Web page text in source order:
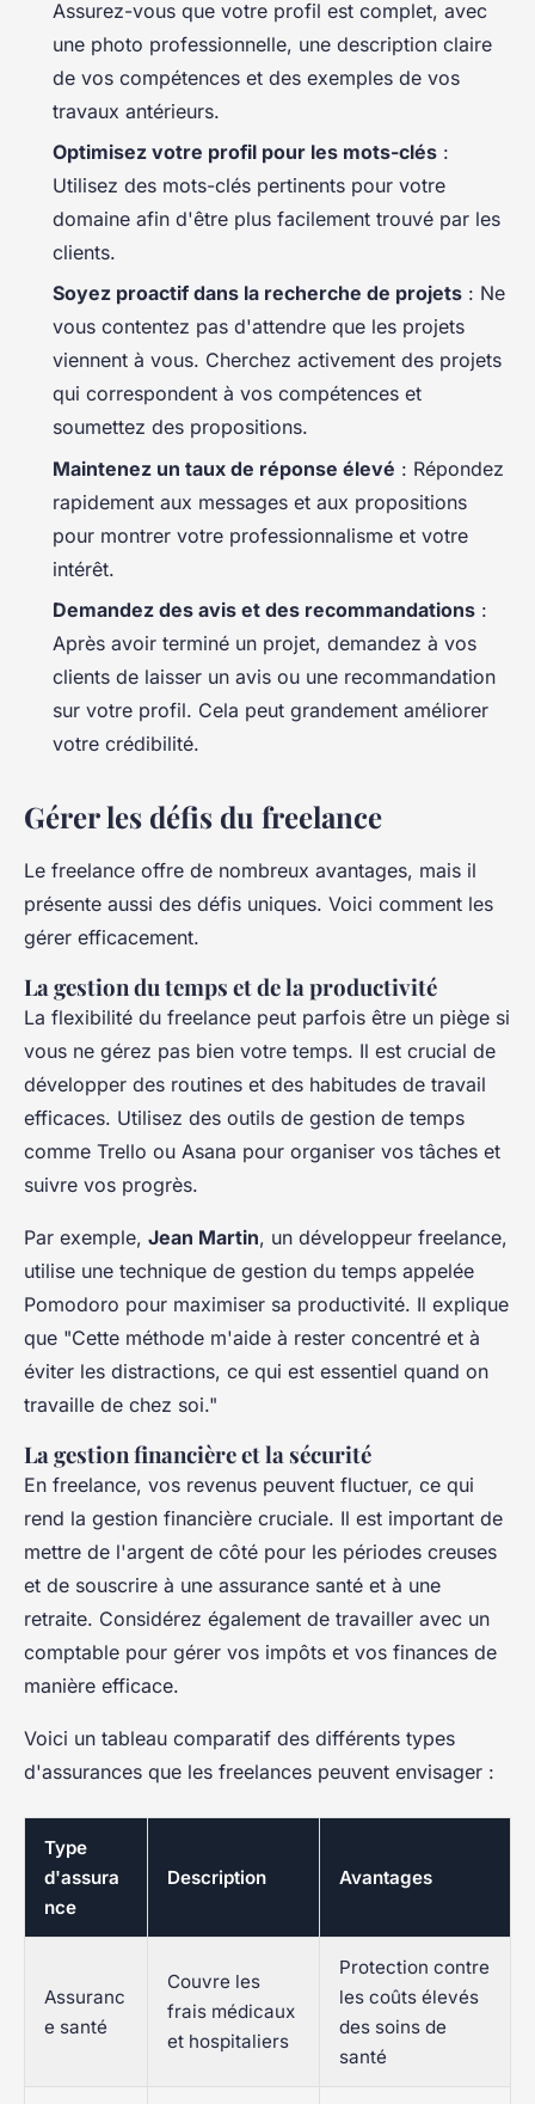
Assurez-vous que votre profil est complet, avec
une photo professionnelle, une description claire
de vos compétences et des exemples de vos
travaux antérieurs.
Optimisez votre profil pour les mots-clés :
Utilisez des mots-clés pertinents pour votre
domaine afin d'être plus facilement trouvé par les
clients.
Soyez proactif dans la recherche de projets : Ne
vous contentez pas d'attendre que les projets
viennent à vous. Cherchez activement des projets
qui correspondent à vos compétences et
soumettez des propositions.
Maintenez un taux de réponse élevé : Répondez
rapidement aux messages et aux propositions
pour montrer votre professionnalisme et votre
intérêt.
Demandez des avis et des recommandations :
Après avoir terminé un projet, demandez à vos
clients de laisser un avis ou une recommandation
sur votre profil. Cela peut grandement améliorer
votre crédibilité.
Gérer les défis du freelance
Le freelance offre de nombreux avantages, mais il
présente aussi des défis uniques. Voici comment les
gérer efficacement.
La gestion du temps et de la productivité
La flexibilité du freelance peut parfois être un piège si
vous ne gérez pas bien votre temps. Il est crucial de
développer des routines et des habitudes de travail
efficaces. Utilisez des outils de gestion de temps
comme Trello ou Asana pour organiser vos tâches et
suivre vos progrès.
Par exemple, Jean Martin, un développeur freelance,
utilise une technique de gestion du temps appelée
Pomodoro pour maximiser sa productivité. Il explique
que "Cette méthode m'aide à rester concentré et à
éviter les distractions, ce qui est essentiel quand on
travaille de chez soi."
La gestion financière et la sécurité
En freelance, vos revenus peuvent fluctuer, ce qui
rend la gestion financière cruciale. Il est important de
mettre de l'argent de côté pour les périodes creuses
et de souscrire à une assurance santé et à une
retraite. Considérez également de travailler avec un
comptable pour gérer vos impôts et vos finances de
manière efficace.
Voici un tableau comparatif des différents types
d'assurances que les freelances peuvent envisager :
Type
d'assura
nce
Description Avantages
Assuranc
e santé
Couvre les
frais médicaux
et hospitaliers
Protection contre
les coûts élevés
des soins de
santé